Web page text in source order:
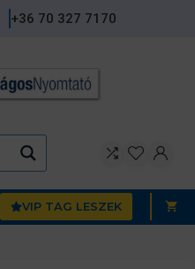
+36 70 327 7170
VIP TAG LESZEK